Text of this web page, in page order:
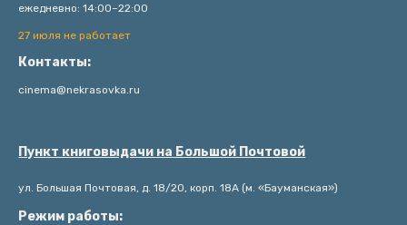
ежедневно: 14:00–22:00
27 июля не работает
Контакты:
cinema@nekrasovka.ru
Пункт книговыдачи на Большой Почтовой
ул. Большая Почтовая, д. 18/20, корп. 18А (м. «Бауманская»)
Режим работы: